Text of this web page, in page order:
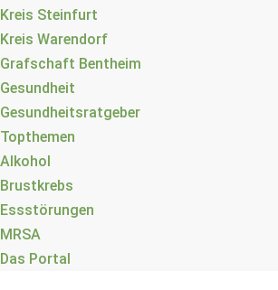
Kreis Steinfurt
Kreis Warendorf
Grafschaft Bentheim
Gesundheit
Gesundheitsratgeber
Topthemen
Alkohol
Brustkrebs
Essstörungen
MRSA
Das Portal